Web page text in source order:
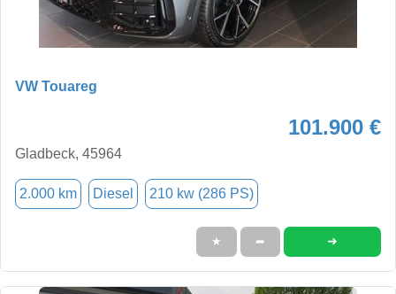
VW Touareg
101.900 €
Gladbeck, 45964
2.000 km Diesel 210 kw (286 PS)
★ ➦ ➜